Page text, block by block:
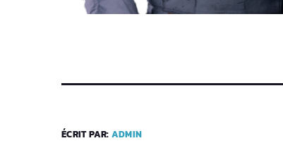
ÉCRIT PAR: ADMIN